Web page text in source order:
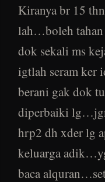
Kiranya br 15
lah…boleh
dok sekali ms
igtlah seram
berani gak dok
diperbaiki
hrp2 dh xder lg
keluarga
baca